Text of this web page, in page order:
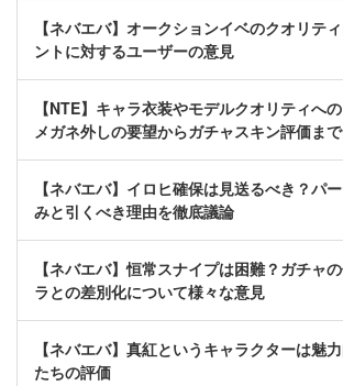
【ネバエバ】オークションイベのクオリテ
ントに対するユーザーの意見
【NTE】キャラ衣装やモデルクオリティへ
メガネ外しの要望からガチャスキン評価まで
【ネバエバ】イロヒ確保は見送るべき？パ
みと引くべき理由を徹底議論
【ネバエバ】恒常スナイプは困難？ガチャ
ラとの差別化について様々な意見
【ネバエバ】真紅というキャラクターは魅
たちの評価